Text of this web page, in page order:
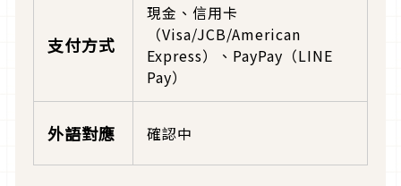
支付方式
現金、信用卡
（Visa/JCB/American
Express）、PayPay（LINE
Pay）
外語對應 確認中